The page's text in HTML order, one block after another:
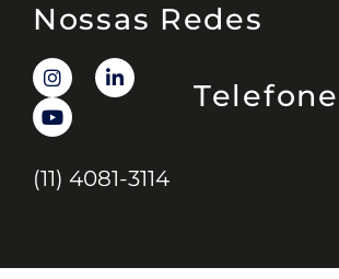
Nossas Redes
Telefone
(11) 4081-3114